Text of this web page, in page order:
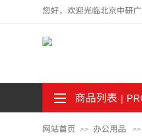
您好，欢迎光临北京中研
商品列表｜
.
。
网站首页 >> 办公用品 >>